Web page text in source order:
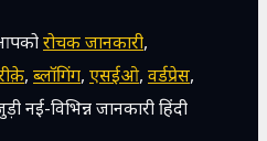
रोचक जानकारी,
, ब्लॉगिंग, एसईओ, वर्डप्रेस,
नई-विभिन्न जानकारी हिंदी